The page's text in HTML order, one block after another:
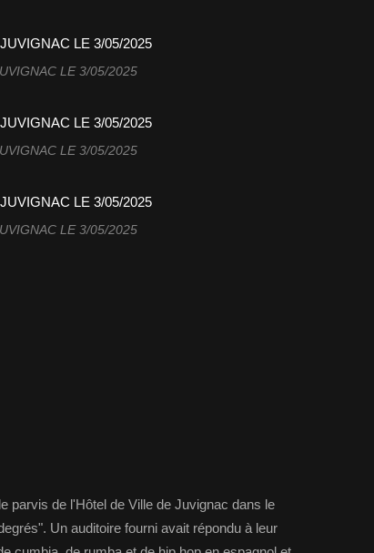
LE 3/05/2025
LE 3/05/2025
LE 3/05/2025
parvis de l'Hôtel de Ville de Juvignac dans le
Un auditoire fourni avait répondu à leur